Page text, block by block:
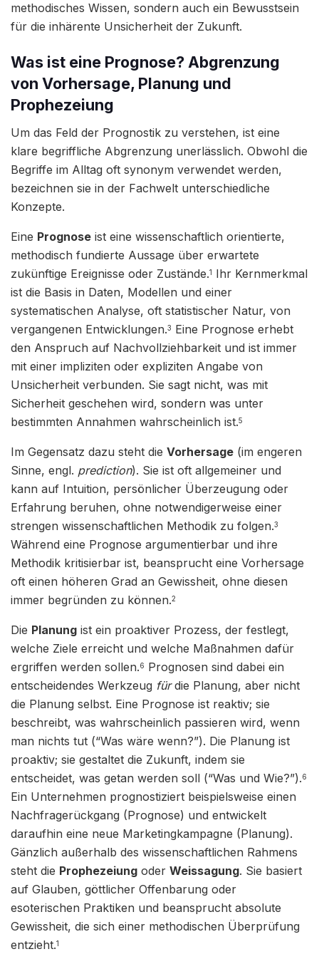
methodisches Wissen, sondern auch ein Bewusstsein
für die inhärente Unsicherheit der Zukunft.
Was ist eine Prognose? Abgrenzung
von Vorhersage, Planung und
Prophezeiung
Um das Feld der Prognostik zu verstehen, ist eine
klare begriffliche Abgrenzung unerlässlich. Obwohl die
Begriffe im Alltag oft synonym verwendet werden,
bezeichnen sie in der Fachwelt unterschiedliche
Konzepte.
Eine Prognose ist eine wissenschaftlich orientierte,
methodisch fundierte Aussage über erwartete
zukünftige Ereignisse oder Zustände.1 Ihr Kernmerkmal
ist die Basis in Daten, Modellen und einer
systematischen Analyse, oft statistischer Natur, von
vergangenen Entwicklungen.3 Eine Prognose erhebt
den Anspruch auf Nachvollziehbarkeit und ist immer
mit einer impliziten oder expliziten Angabe von
Unsicherheit verbunden. Sie sagt nicht, was mit
Sicherheit geschehen wird, sondern was unter
bestimmten Annahmen wahrscheinlich ist.5
Im Gegensatz dazu steht die Vorhersage (im engeren
Sinne, engl. prediction). Sie ist oft allgemeiner und
kann auf Intuition, persönlicher Überzeugung oder
Erfahrung beruhen, ohne notwendigerweise einer
strengen wissenschaftlichen Methodik zu folgen.3
Während eine Prognose argumentierbar und ihre
Methodik kritisierbar ist, beansprucht eine Vorhersage
oft einen höheren Grad an Gewissheit, ohne diesen
immer begründen zu können.2
Die Planung ist ein proaktiver Prozess, der festlegt,
welche Ziele erreicht und welche Maßnahmen dafür
ergriffen werden sollen.6 Prognosen sind dabei ein
entscheidendes Werkzeug fürdie Planung, aber nicht
die Planung selbst. Eine Prognose ist reaktiv; sie
beschreibt, was wahrscheinlich passieren wird, wenn
man nichts tut (“Was wäre wenn?”). Die Planung ist
proaktiv; sie gestaltet die Zukunft, indem sie
entscheidet, was getan werden soll (“Was und Wie?”).6
Ein Unternehmen prognostiziert beispielsweise einen
Nachfragerückgang (Prognose) und entwickelt
daraufhin eine neue Marketingkampagne (Planung).
Gänzlich außerhalb des wissenschaftlichen Rahmens
steht die Prophezeiung oder Weissagung. Sie basiert
auf Glauben, göttlicher Offenbarung oder
esoterischen Praktiken und beansprucht absolute
Gewissheit, die sich einer methodischen Überprüfung
entzieht.1